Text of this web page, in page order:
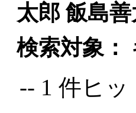
太郎 飯島
検索対象：
-- 1 件ヒッ